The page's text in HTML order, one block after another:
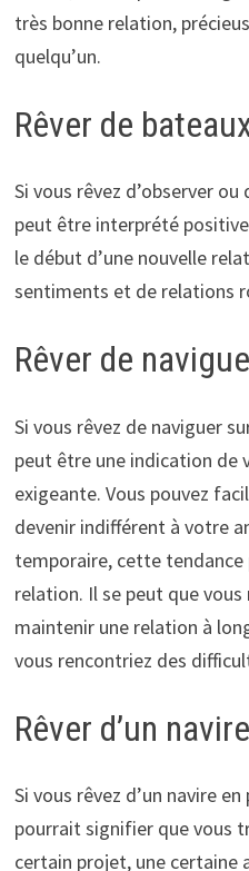
très bonne relation,
quelqu’un.
Rêver de
Si vous rêvez d’observer
peut être interprété
le début d’une nouvelle
sentiments et de relations
Rêver de
Si vous rêvez de naviguer
peut être une indication de
exigeante. Vous pouvez
devenir indifférent à votre
temporaire, cette
relation. Il se peut que vous
maintenir une relation à
vous rencontriez des
Rêver d’un
Si vous rêvez d’un navire
pourrait signifier que vous
certain projet, une certaine